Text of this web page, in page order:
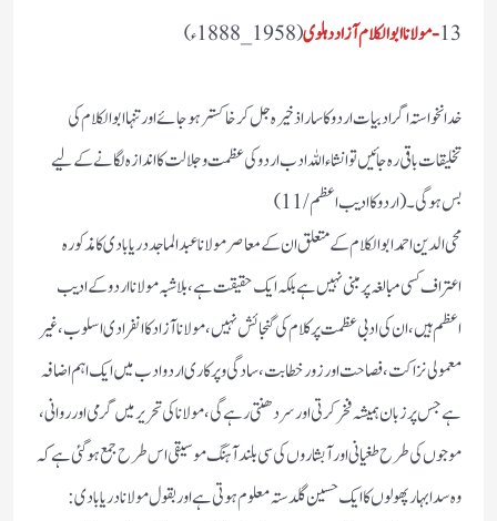
13-مولانا ابوالکلام آزاد دہلوی(1958_1888ء)
خدانخواستہ اگر ادبیات اردو کا سارا ذخیرہ جل کر خاکستر ہو جائے اور تنہا ابوالکلام کی
تخلیقات باقی رہ جائیں تو انشاءاللہ ادب اردو کی عظمت و جلالت کا اندازہ لگانے کے لیے
بس ہوگی ۔ ( اردو کا ادیب اعظم /11)
محی الدین احمد ابوالکلام کے متعلق ان کے معاصر مولانا عبدالماجد دریابادی کا مذکورہ
اعتراف کسی مبالغہ پر مبنی نہیں ہے بلکہ ایک حقیقت ہے، بلاشبہ مولانا اردو کے ادیب
اعظم ہیں، ان کی ادبی عظمت پر کلام کی گنجائش نہیں، مولانا آزاد کا انفرادی اسلوب،غیر
معمولی نزاکت، فصاحت اور زور خطابت، سادگی و پرکاری اردو ادب میں ایک اہم اضافہ
ہے جس پر زبان ہمیشہ فخر کرتی اور سر دھنتی رہے گی،مولانا کی تحریر میں گرمی اور روانی،
موجوں کی طرح طغیانی اور آبشاروں کی سی بلند آہنگ موسیقی اس طرح جمع ہو گئی ہے کہ
وہ سدا بہار پھولوں کا ایک حسین گلدستہ معلوم ہوتی ہے اور بقول مولانا دریابادی: